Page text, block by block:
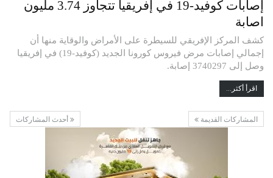
إصابات كوفيد-19 في إفريقيا تتجاوز 3.74 مليون
اصابة
كشف المركز الإفريقي للسيطرة على الأمراض والوقاية منها أن
إجمالي إصابات مرض فيروس كورونا الجديد (كوفيد-19) في إفريقيا
وصل إلى 3740297 إصابة.
اقرأ أكثر...
المشاركات القديمة أحدث المشاركات